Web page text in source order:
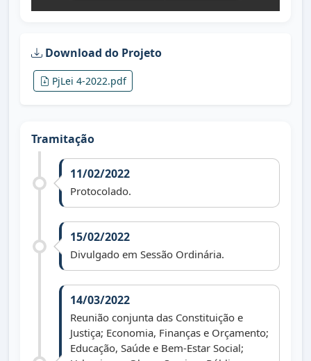
Download do Projeto
PjLei 4-2022.pdf
Tramitação
11/02/2022
Protocolado.
15/02/2022
Divulgado em Sessão Ordinária.
14/03/2022
Reunião conjunta das Constituição e
Justiça; Economia, Finanças e Orçamento;
Educação, Saúde e Bem-Estar Social;